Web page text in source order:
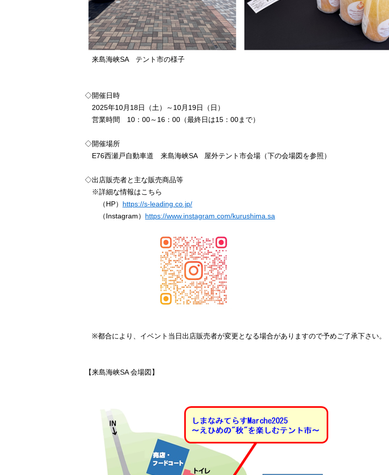
来島海峡SA テント市の様子
◇開催日時
2025年10月18日（土）～10月19日（日）
営業時間 10：00～16：00（最終日は15：00まで）
◇開催場所
E76西瀬戸自動車道 来島海峡SA 屋外テント市会場（下の会場図を参照）
◇出店販売者と主な販売商品等
※詳細な情報はこちら
（HP） https://s-leading.co.jp/
（Instagram） https://www.instagram.com/kurushima.sa
※都合により、イベント当日出店販売者が変更となる場合がありますので予めご了承下さい。
【来島海峡SA 会場図】